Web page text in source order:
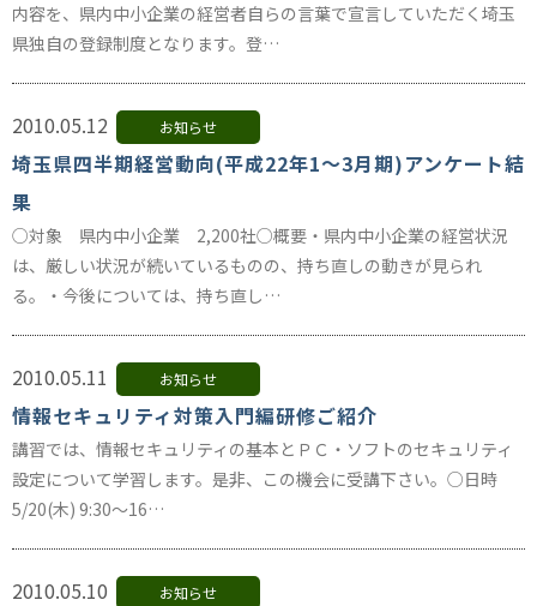
内容を、県内中小企業の経営者自らの言葉で宣言していただく埼玉
県独自の登録制度となります。登…
2010.05.12 お知らせ
埼玉県四半期経営動向(平成22年1～3月期)アンケート結
果
○対象 県内中小企業 2,200社○概要・県内中小企業の経営状況
は、厳しい状況が続いているものの、持ち直しの動きが見られ
る。・今後については、持ち直し…
2010.05.11 お知らせ
情報セキュリティ対策入門編研修ご紹介
講習では、情報セキュリティの基本とＰＣ・ソフトのセキュリティ
設定について学習します。是非、この機会に受講下さい。○日時
5/20(木) 9:30～16…
2010.05.10 お知らせ